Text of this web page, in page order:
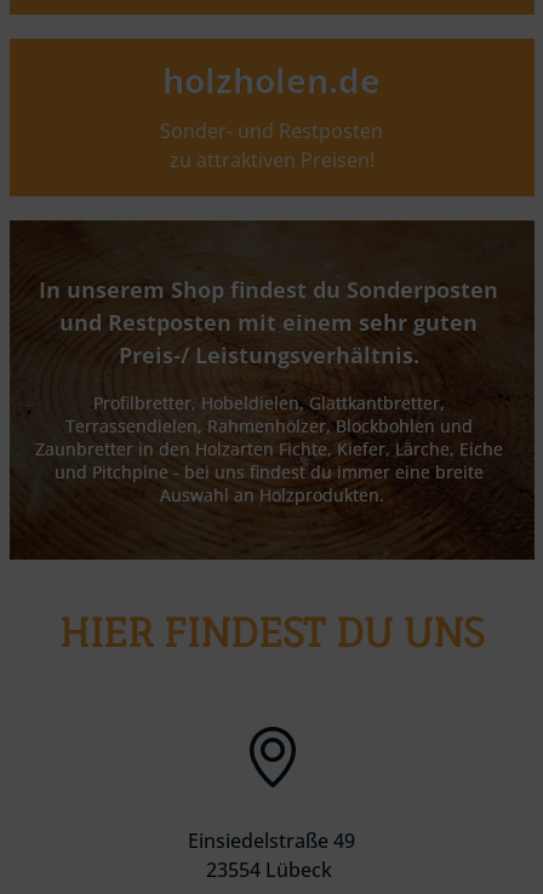
holzholen.de
Sonder- und Restposten
zu attraktiven Preisen!
In unserem Shop findest du Sonderposten
und Restposten mit einem sehr guten
Preis-/ Leistungsverhältnis.
Profilbretter, Hobeldielen, Glattkantbretter,
Terrassendielen, Rahmenhölzer, Blockbohlen und
Zaunbretter in den Holzarten Fichte, Kiefer, Lärche, Eiche
und Pitchpine - bei uns findest du immer eine breite
Auswahl an Holzprodukten.
HIER FINDEST DU UNS
Einsiedelstraße 49
23554 Lübeck